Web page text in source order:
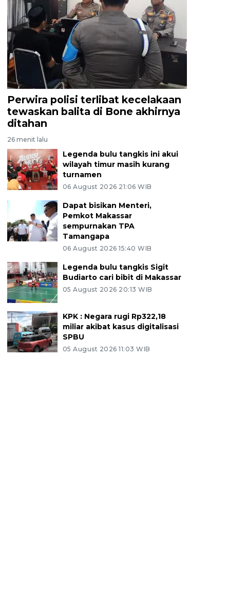
Perwira polisi terlibat kecelakaan
tewaskan balita di Bone akhirnya
ditahan
26 menit lalu
Legenda bulu tangkis ini akui
wilayah timur masih kurang
turnamen
06 August 2026 21:06 WIB
Dapat bisikan Menteri,
Pemkot Makassar
sempurnakan TPA
Tamangapa
06 August 2026 15:40 WIB
Legenda bulu tangkis Sigit
Budiarto cari bibit di Makassar
05 August 2026 20:13 WIB
KPK : Negara rugi Rp322,18
miliar akibat kasus digitalisasi
SPBU
05 August 2026 11:03 WIB